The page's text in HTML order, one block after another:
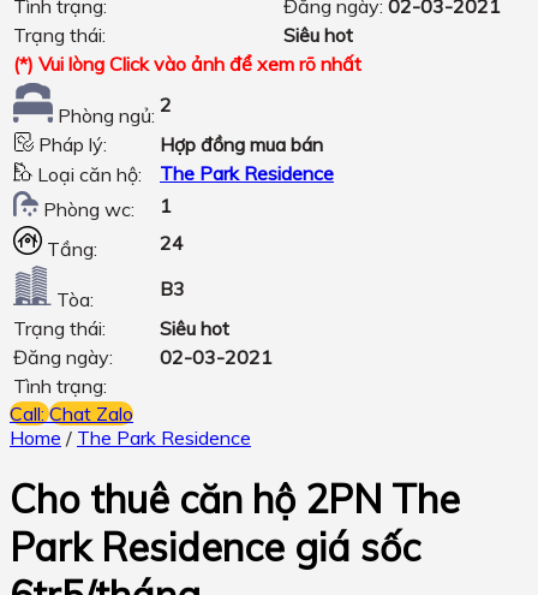
Tình trạng: Đăng ngày: 02-03-2021
Trạng thái:
Siêu hot
(*) Vui lòng Click vào ảnh để xem rõ nhất
Phòng ngủ: 2
Pháp lý:
Hợp đồng mua bán
Loại căn hộ:
The Park Residence
Phòng wc:
1
Tầng:
24
Tòa:
B3
Trạng thái:
Siêu hot
Đăng ngày:
02-03-2021
Tình trạng:
Call:Chat Zalo
Home / The Park Residence
Cho thuê căn hộ 2PN The
Park Residence giá sốc